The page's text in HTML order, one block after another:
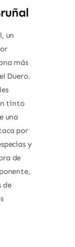
un
más
Duero.
tinto
una
por
y
de
de